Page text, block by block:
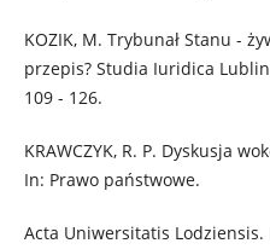
KOZIK, M. Trybunał Stanu -
przepis? Studia Iuridica
109 - 126.
KRAWCZYK, R. P. Dyskusja
In: Prawo państwowe.
Acta Uniwersitatis Lodziensis.